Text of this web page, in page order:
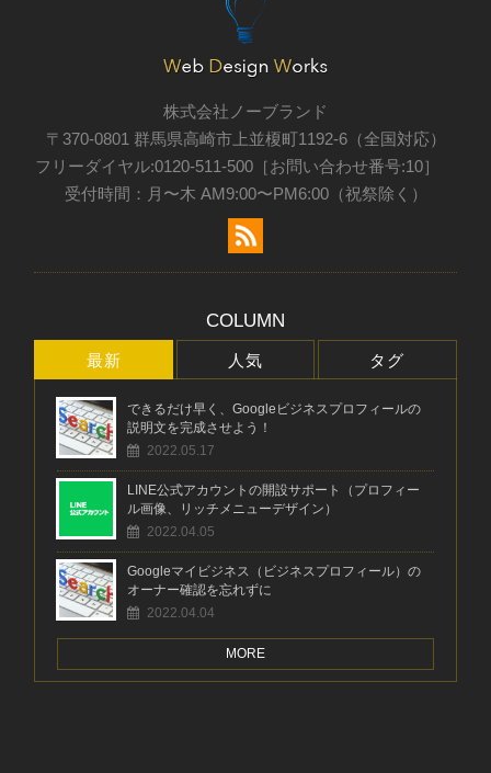
株式会社ノーブランド
〒370-0801 群馬県高崎市上並榎町1192-6（全国対応）
フリーダイヤル:0120-511-500［お問い合わせ番号:10］
受付時間：月〜木 AM9:00〜PM6:00（祝祭除く）
COLUMN
最新 人気 タグ
できるだけ早く、Googleビジネスプロフィールの
説明文を完成させよう！
2022.05.17
LINE公式アカウントの開設サポート（プロフィー
ル画像、リッチメニューデザイン）
2022.04.05
Googleマイビジネス（ビジネスプロフィール）の
オーナー確認を忘れずに
2022.04.04
MORE